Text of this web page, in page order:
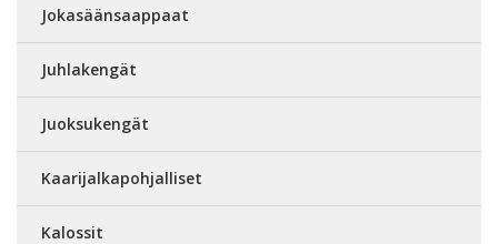
Jokasäänsaappaat
Juhlakengät
Juoksukengät
Kaarijalkapohjalliset
Kalossit